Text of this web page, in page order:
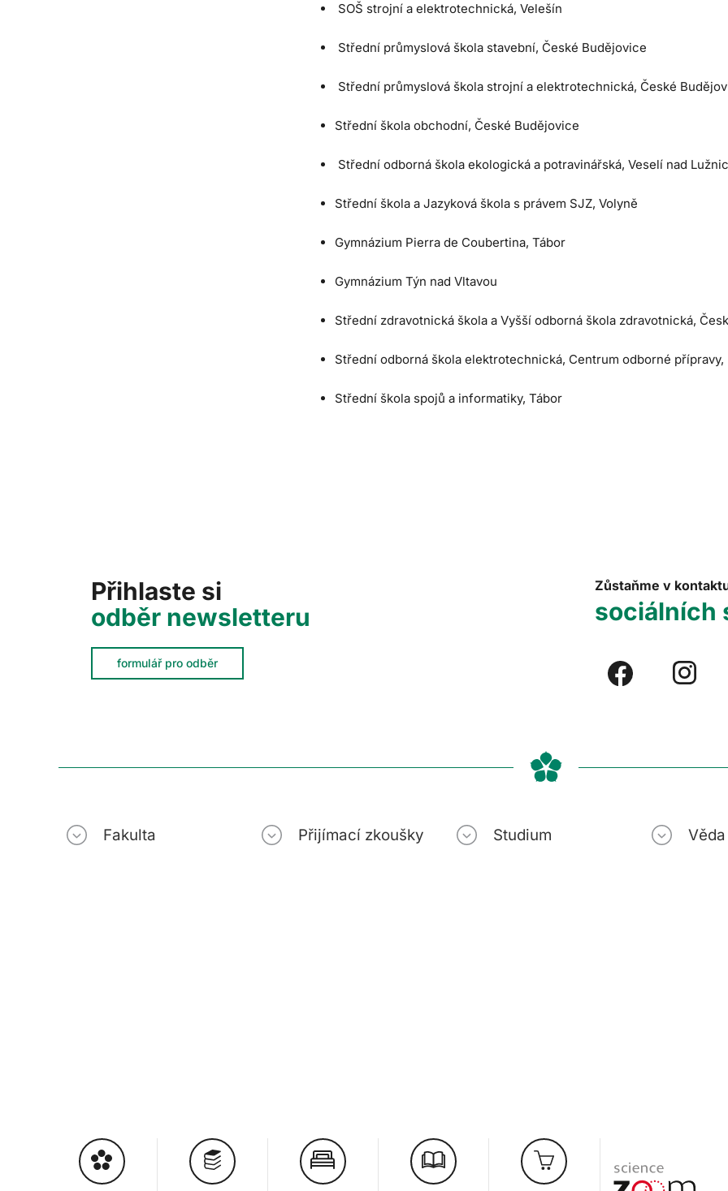
SOŠ strojní a elektrotechnická, Velešín
Střední průmyslová škola stavební, České Budějovice
Střední průmyslová škola strojní a elektrotechnická, České
Střední škola obchodní, České Budějovice
Střední odborná škola ekologická a potravinářská, Veselí nad
Střední škola a Jazyková škola s právem SJZ, Volyně
Gymnázium Pierra de Coubertina, Tábor
Gymnázium Týn nad Vltavou
Střední zdravotnická škola a Vyšší odborná škola zdravotnická,
Střední odborná škola elektrotechnická, Centrum odborné přípravy,
Střední škola spojů a informatiky, Tábor
Přihlaste si
odběr newsletteru
formulář pro odběr
Zůstaňme v
sociálních
Fakulta Přijímací zkoušky Studium